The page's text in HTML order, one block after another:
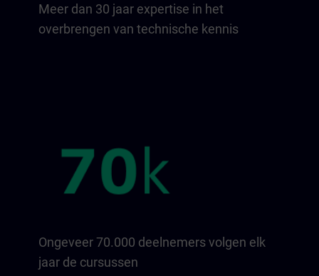
Meer dan 30 jaar expertise in het
overbrengen van technische kennis
Ongeveer 70.000 deelnemers volgen elk
jaar de cursussen